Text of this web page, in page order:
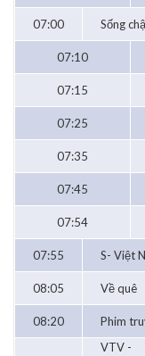
07:00 Sống
07:10
07:15
07:25
07:35
07:45
07:54
07:55 S- Việt
08:05 Về quê
08:20 Phim
VTV -